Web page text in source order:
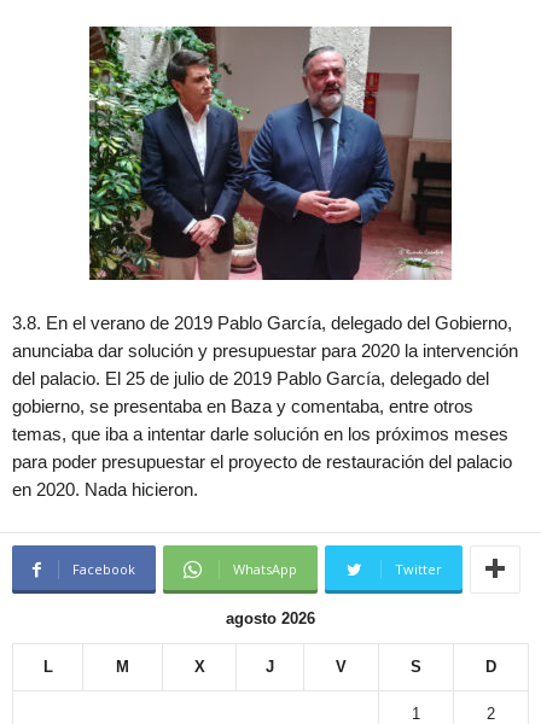
3.8. En el verano de 2019 Pablo García, delegado del Gobierno,
anunciaba dar solución y presupuestar para 2020 la intervención
del palacio. El 25 de julio de 2019 Pablo García, delegado del
gobierno, se presentaba en Baza y comentaba, entre otros
temas, que iba a intentar darle solución en los próximos meses
para poder presupuestar el proyecto de restauración del palacio
en 2020. Nada hicieron.
Facebook WhatsApp Twitter
agosto 2026
L M X J V S D
1 2